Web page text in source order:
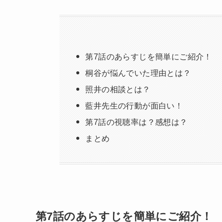
第7話のあらすじを簡単にご紹介！
桐谷が悩んでいた理由とは？
照井の相談とは？
藍井先生の行動が面白い！
第7話の視聴率は？感想は？
まとめ
第7話のあらすじを簡単にご紹介！